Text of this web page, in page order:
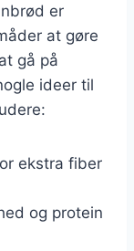
er
at gøre
gå på
ideer til
ekstra fiber
og protein